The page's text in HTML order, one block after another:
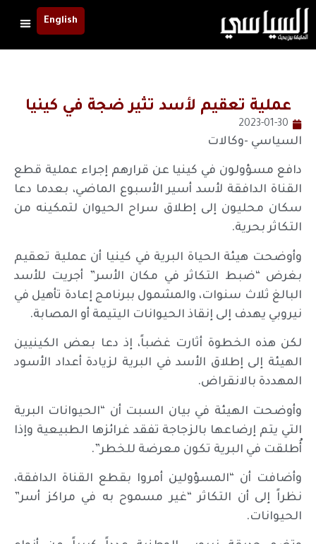
English
عملية تعقيم لأسد تثير ضجة في كينيا
2023-01-30
السياسي -وكالات
دافع مسؤولون في كينيا عن قرارهم إجراء عملية قطع
القناة الدافقة لأسد أسير الأسبوع الماضي، بعدما دعا
سكان محليون إلى إطلاق سراح الحيوان لتمكينه من
التكاثر بحرية.
وأوضحت هيئة الحياة البرية في كينيا أن عملية تعقيم
بغرض “ضبط التكاثر في مكان الأسر” أجريت للأسد
البالغ ثلاث سنوات، والمشمول ببرنامج إعادة تأهيل في
نيروبي يهدف إلى إنقاذ الحيوانات اليتيمة أو المصابة.
لكن هذه الخطوة أثارت غضباً، إذ دعا بعض الكينيين
الهيئة إلى إطلاق الأسد في البرية لزيادة أعداد الأسود
المهددة بالانقراض.
وأوضحت الهيئة في بيان السبت أن “الحيوانات البرية
التي يتم إرضاعها بالزجاجة تفقد غرائزها الطبيعية وإذا
أُطلقت في البرية تكون معرضة للخطر”.
وأضافت أن “المسؤولين أمروا بقطع القناة الدافقة،
نظراً إلى أن التكاثر “غير مسموح به في مراكز أسر”
الحيوانات.